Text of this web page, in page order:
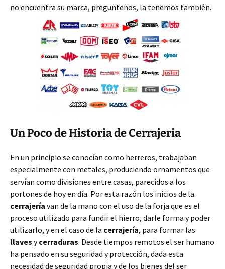
no encuentra su marca, preguntenos, la tenemos también.
Un Poco de Historia de Cerrajeria
En un principio se conocían como herreros, trabajaban
especialmente con metales, produciendo ornamentos que
servían como divisiones entre casas, parecidos a los
portones de hoy en día. Por esta razón los inicios de la
cerrajería van de la mano con el uso de la forja que es el
proceso utilizado para fundir el hierro, darle forma y poder
utilizarlo, y en el caso de la cerrajería, para formar las
llaves ycerraduras. Desde tiempos remotos el ser humano
ha pensado en su seguridad y protección, dada esta
necesidad de seguridad propia y de los bienes del ser